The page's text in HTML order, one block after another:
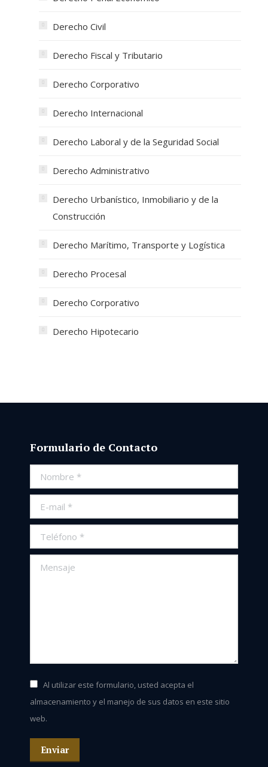
Derecho Civil
Derecho Fiscal y Tributario
Derecho Corporativo
Derecho Internacional
Derecho Laboral y de la Seguridad Social
Derecho Administrativo
Derecho Urbanístico, Inmobiliario y de la
Construcción
Derecho Marítimo, Transporte y Logística
Derecho Procesal
Derecho Corporativo
Derecho Hipotecario
Formulario de Contacto
Nombre *
E-mail *
Teléfono *
Mensaje
Al utilizar este formulario, usted acepta el
almacenamiento y el manejo de sus datos en este sitio
web.
Enviar